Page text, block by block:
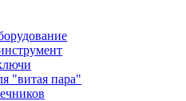
"витая пара"